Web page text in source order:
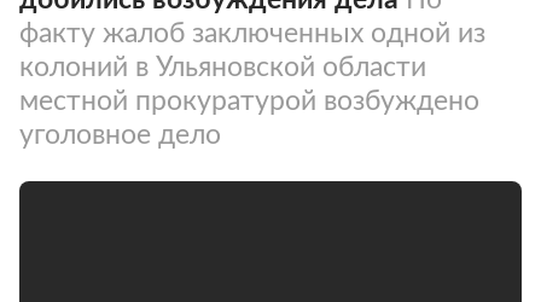
факту жалоб заключенных одной из
колоний в Ульяновской области
местной прокуратурой возбуждено
уголовное дело